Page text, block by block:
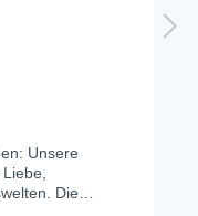
Unsere
Die